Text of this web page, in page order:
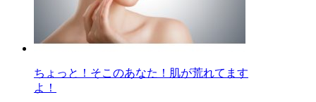
ちょっと！そこのあなた！肌が荒れてます
よ！